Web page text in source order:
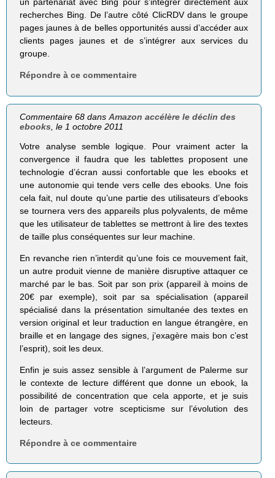
un partenariat avec Bing pour s’intégrer directement aux
recherches Bing. De l’autre côté ClicRDV dans le groupe
pages jaunes à de belles opportunités aussi d’accéder aux
clients pages jaunes et de s’intégrer aux services du
groupe.
Répondre à ce commentaire
Commentaire 68 dansAmazon accélère le déclin des
ebooks , le 1 octobre 2011
Votre analyse semble logique. Pour vraiment acter la
convergence il faudra que les tablettes proposent une
technologie d’écran aussi confortable que les ebooks et
une autonomie qui tende vers celle des ebooks. Une fois
cela fait, nul doute qu’une partie des utilisateurs d’ebooks
se tournera vers des appareils plus polyvalents, de même
que les utilisateur de tablettes se mettront à lire des textes
de taille plus conséquentes sur leur machine.
En revanche rien n’interdit qu’une fois ce mouvement fait,
un autre produit vienne de manière disruptive attaquer ce
marché par le bas. Soit par son prix (appareil à moins de
20€ par exemple), soit par sa spécialisation (appareil
spécialisé dans la présentation simultanée des textes en
version original et leur traduction en langue étrangère, en
braille et en langage des signes, j’exagère mais bon c’est
l’esprit), soit les deux.
Enfin je suis assez sensible à l’argument de Palerme sur
le contexte de lecture différent que donne un ebook, la
possibilité de concentration que cela apporte, et je suis
loin de partager votre scepticisme sur l’évolution des
lecteurs.
Répondre à ce commentaire